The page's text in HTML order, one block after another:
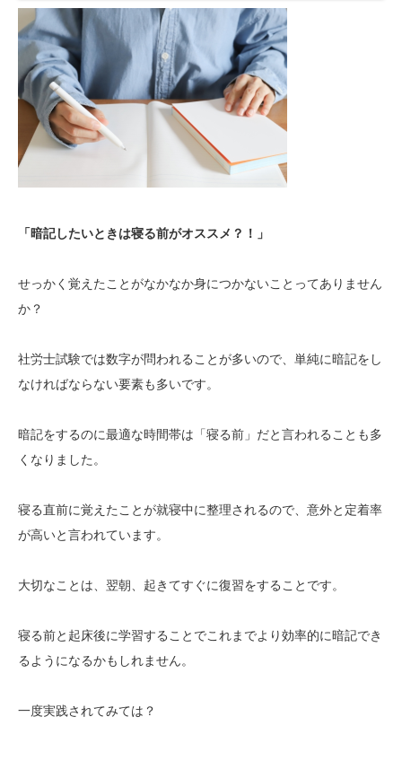
「暗記したいときは寝る前がオススメ？！」
せっかく覚えたことがなかなか身につかないことってありません
か？
社労士試験では数字が問われることが多いので、単純に暗記をし
なければならない要素も多いです。
暗記をするのに最適な時間帯は「寝る前」だと言われることも多
くなりました。
寝る直前に覚えたことが就寝中に整理されるので、意外と定着率
が高いと言われています。
大切なことは、翌朝、起きてすぐに復習をすることです。
寝る前と起床後に学習することでこれまでより効率的に暗記でき
るようになるかもしれません。
一度実践されてみては？